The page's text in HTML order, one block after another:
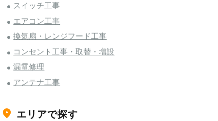
スイッチ工事
エアコン工事
換気扇・レンジフード工事
コンセント工事・取替・増設
漏電修理
アンテナ工事
エリアで探す